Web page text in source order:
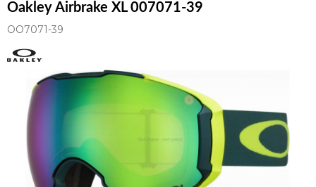
Oakley Airbrake XL 007071-39
OO7071-39